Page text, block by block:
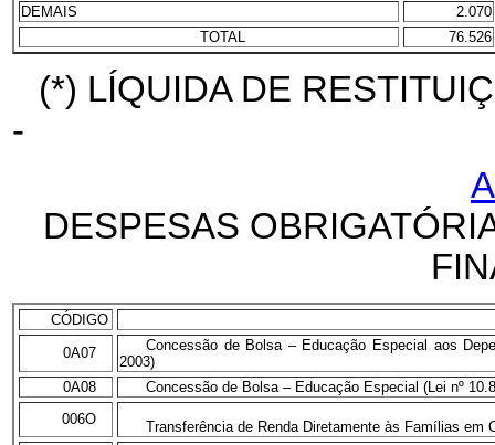
DEMAIS
2.070
TOTAL
76.526
(*) LÍQUIDA DE
-
DESPESAS
CÓDIGO
0A07
Concessão de Bolsa – Educação Especial aos
2003)
0A08
Concessão de Bolsa – Educação Especial (Lei nº
006O
Transferência de Renda Diretamente às Famílias em